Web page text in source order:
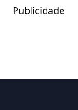
Publicidade